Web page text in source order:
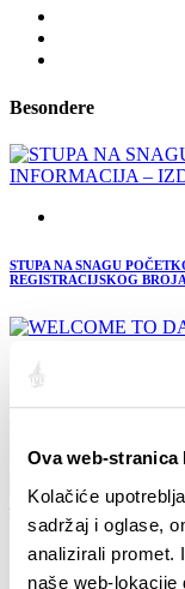
Ova web-
Kolačiće
sadržaj i oglase,
analizirali promet.
naše web-lokacije
Besondere
STUPA NA SNAGU
REGISTRACIJSKOG BROJA
Your go-to guide for